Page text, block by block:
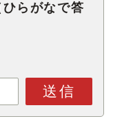
らがなで答
送信